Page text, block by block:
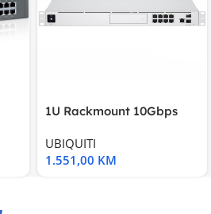
1U Rackmount 10Gbps
UBIQUITI
1.551,00 KM